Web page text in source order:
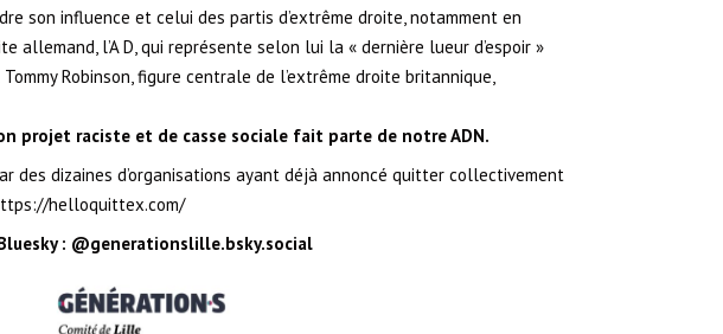
son influence et celui des partis d’extrême droite, notamment en
allemand, l’A D, qui représente selon lui la « dernière lueur d’espoir »
Robinson, figure centrale de l’extrême droite britannique,
projet raciste et de casse sociale fait parte de notre ADN.
des dizaines d’organisations ayant déjà annoncé quitter collectivement
helloquittex.com/
: @generationslille.bsky.social